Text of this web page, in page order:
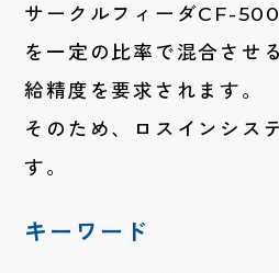
サークルフィーダCF-
を一定の比率で混合させ
給精度を要求されます。
そのため、ロスインシス
す。
キーワード